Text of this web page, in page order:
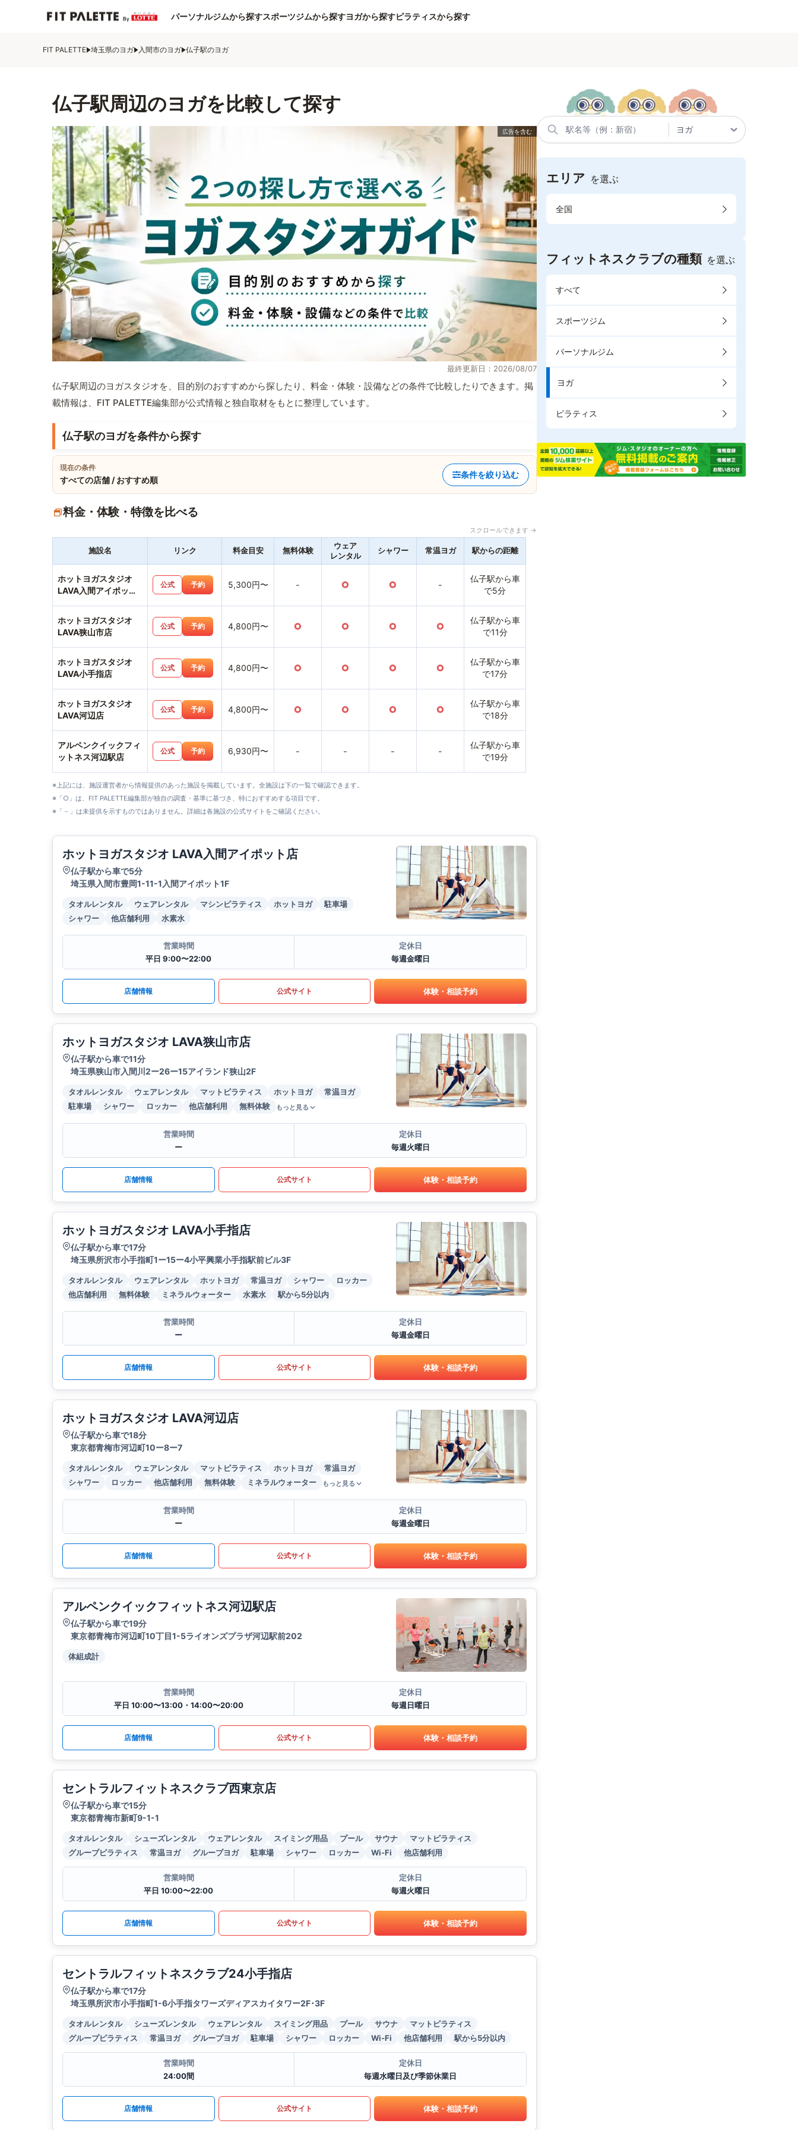
パーソナルジムから探すスポーツジムから探すヨガから探すピラティスから探す
FIT PALETTE 埼玉県のヨガ 入間市のヨガ 仏子駅のヨガ
仏子駅周辺のヨガを比較して探す
最終更新日：2026/08/07
仏子駅周辺のヨガスタジオを、目的別のおすすめから探したり、料金・体験・設備などの条件で比較したりできます。掲
載情報は、FIT PALETTE編集部が公式情報と独自取材をもとに整理しています。
仏子駅のヨガを条件から探す
現在の条件
すべての店舗 / おすすめ順
条件を絞り込む
料金・体験・特徴を比べる
スクロールできます →
施設名 リンク 料金目安 無料体験
ウェア
レンタル
シャワー 常温ヨガ 駅からの距離
ホットヨガスタジオ
LAVA入間アイポット
公式 予約 5,300円〜 - ○ ○ -
仏子駅から車
で5分
ホットヨガスタジオ
LAVA狭山市店
公式 予約 4,800円〜 ○ ○ ○ ○
仏子駅から車
で11分
ホットヨガスタジオ
LAVA小手指店
公式 予約 4,800円〜 ○ ○ ○ ○
仏子駅から車
で17分
ホットヨガスタジオ
LAVA河辺店
公式 予約 4,800円〜 ○ ○ ○ ○
仏子駅から車
で18分
アルペンクイックフィ
ットネス河辺駅店
公式 予約 6,930円〜 - - - -
仏子駅から車
で19分
※上記には、施設運営者から情報提供のあった施設を掲載しています。全施設は下の一覧で確認できます。
※「○」は、FIT PALETTE編集部が独自の調査・基準に基づき、特におすすめする項目です。
※「－」は未提供を示すものではありません。詳細は各施設の公式サイトをご確認ください。
ホットヨガスタジオ LAVA入間アイポット店
仏子駅から車で5分
埼玉県入間市豊岡1-11-1入間アイポット1F
タオルレンタル ウェアレンタル マシンピラティス ホットヨガ
駐車場
シャワー
他店舗利用 水素水
営業時間
平日 9:00〜22:00
定休日
毎週金曜日
店舗情報 公式サイト 体験・相談予約
ホットヨガスタジオ LAVA狭山市店
仏子駅から車で11分
埼玉県狭山市入間川2ー26ー15アイランド狭山2F
タオルレンタル ウェアレンタル マットピラティス ホットヨガ
常温ヨガ
駐車場
シャワー ロッカー 他店舗利用 無料体験 もっと見る
営業時間
ー
定休日
毎週火曜日
店舗情報 公式サイト 体験・相談予約
ホットヨガスタジオ LAVA小手指店
仏子駅から車で17分
埼玉県所沢市小手指町1ー15ー4小平興業小手指駅前ビル3F
タオルレンタル ウェアレンタル ホットヨガ 常温ヨガ シャワー
ロッカー
他店舗利用
無料体験 ミネラルウォーター 水素水 駅から5分以内
営業時間
ー
定休日
毎週金曜日
店舗情報 公式サイト 体験・相談予約
ホットヨガスタジオ LAVA河辺店
仏子駅から車で18分
東京都青梅市河辺町10ー8ー7
タオルレンタル ウェアレンタル マットピラティス ホットヨガ
常温ヨガ
シャワー
ロッカー 他店舗利用 無料体験 ミネラルウォーター もっと見る
営業時間
ー
定休日
毎週金曜日
店舗情報 公式サイト 体験・相談予約
アルペンクイックフィットネス河辺駅店
仏子駅から車で19分
東京都青梅市河辺町10丁目1-5ライオンズプラザ河辺駅前202
体組成計
営業時間
平日 10:00〜13:00・14:00〜20:00
定休日
毎週日曜日
店舗情報 公式サイト 体験・相談予約
セントラルフィットネスクラブ西東京店
仏子駅から車で15分
東京都青梅市新町9-1-1
タオルレンタル シューズレンタル ウェアレンタル スイミング用品 プール サウナ
マットピラティス
グループピラティス
常温ヨガ グループヨガ 駐車場 シャワー ロッカー Wi-Fi 他店舗利用
営業時間
平日 10:00〜22:00
定休日
毎週火曜日
店舗情報 公式サイト 体験・相談予約
セントラルフィットネスクラブ24小手指店
仏子駅から車で17分
埼玉県所沢市小手指町1-6小手指タワーズディアスカイタワー2F･3F
タオルレンタル シューズレンタル ウェアレンタル スイミング用品 プール サウナ
マットピラティス
グループピラティス
常温ヨガ グループヨガ 駐車場 シャワー ロッカー Wi-Fi 他店舗利用 駅から5分以内
営業時間
24:00間
定休日
毎週水曜日及び季節休業日
店舗情報 公式サイト 体験・相談予約
エリア を選ぶ
全国
フィットネスクラブの種類 を選ぶ
すべて
スポーツジム
パーソナルジム
ヨガ
ピラティス